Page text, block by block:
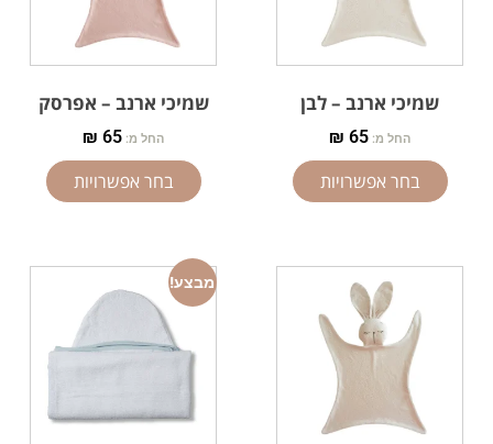
שמיכי ארנב – לבן
החל מ: ₪ 65
בחר אפשרויות
שמיכי ארנב – אפרסק
החל מ: ₪ 65
בחר אפשרויות
מבצע!